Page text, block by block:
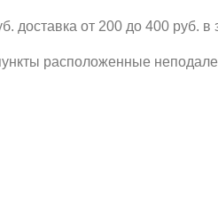
доставка от 200 до 400 руб. в
расположенные